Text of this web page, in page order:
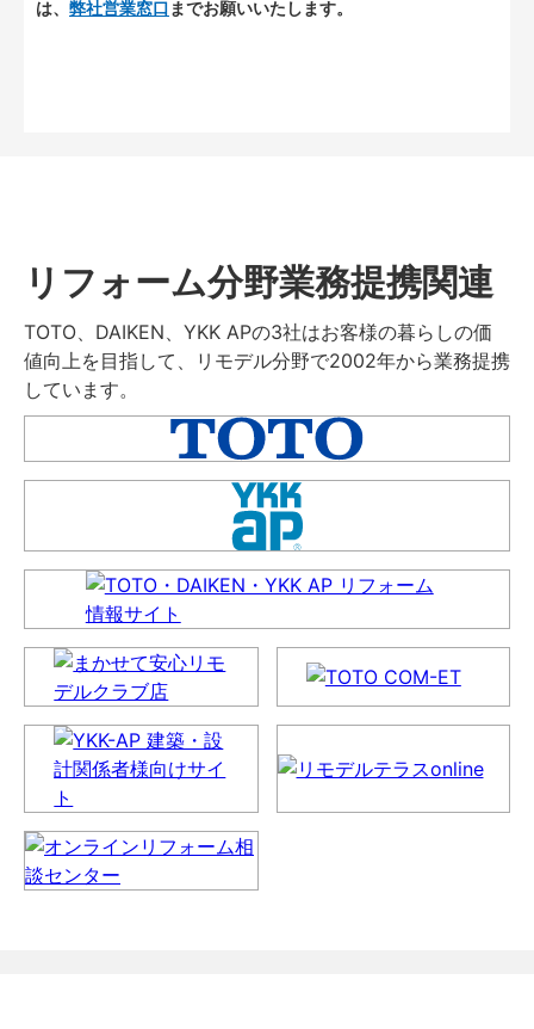
は、 弊社営業窓口 までお願いいたします。
リフォーム分野業務提携関連
TOTO、DAIKEN、YKK APの3社はお客様の暮らしの価
値向上を目指して、リモデル分野で2002年から業務提携
しています。